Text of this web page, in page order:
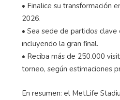
• Finalice su transformación
2026.
• Sea sede de partidos clave
incluyendo la gran final.
• Reciba más de 250.000
torneo, según estimaciones
En resumen: el MetLife